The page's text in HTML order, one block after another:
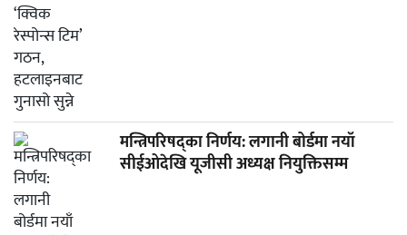
मन्त्रिपरिषद्का निर्णय: लगानी बोर्डमा नयाँ
सीईओदेखि यूजीसी अध्यक्ष नियुक्तिसम्म